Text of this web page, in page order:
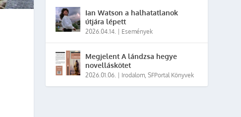
Ian Watson a halhatatlanok
útjára lépett
2026.04.14. Események
Megjelent A lándzsa hegye
novelláskötet
2026.01.06. Irodalom,SFPortal Könyvek